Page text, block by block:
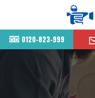
0120-823-999